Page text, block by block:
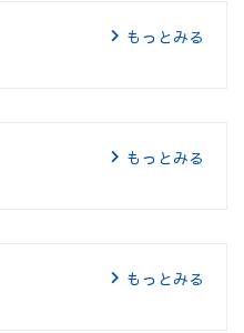
もっとみる
もっとみる
もっとみる